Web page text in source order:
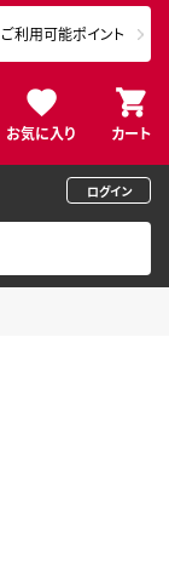
お気に入り カート
ご利用可能ポイント
ログイン